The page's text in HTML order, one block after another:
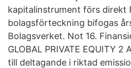
kapitalinstrument förs direkt
bolagsförteckning bifogas
Bolagsverket. Not 16.
GLOBAL PRIVATE EQUITY 2
till deltagande i riktad